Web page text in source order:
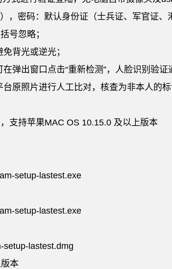
密码：默认身份证（士兵证、军官证、
号忽略；
背光或逆光；
弹出窗口点击“重新检测”，人脸识别验证
照片进行人工比对，核查为非本人的标
支持苹果MAC OS 10.15.0 及以上版本
setup-lastest.exe
setup-lastest.exe
setup-lastest.dmg
本